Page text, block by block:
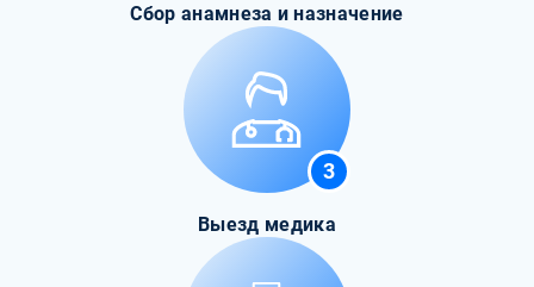
Сбор анамнеза и назначение
3
Выезд медика